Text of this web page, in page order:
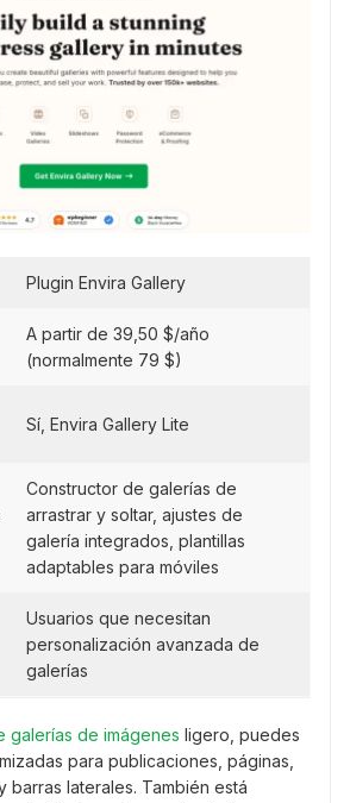
Plugin Envira Gallery
A partir de 39,50 $/año
(normalmente 79 $)
Sí, Envira Gallery Lite
Constructor de galerías de
arrastrar y soltar, ajustes de
galería integrados, plantillas
adaptables para móviles
Usuarios que necesitan
personalización avanzada de
galerías
galerías de imágenes ligero, puedes
para publicaciones, páginas,
barras laterales. También está